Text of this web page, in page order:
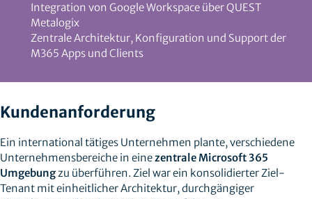
Kundenanforderung
Ein international tätiges Unternehmen plante, verschiedene
Unternehmensbereiche in einezentrale Microsoft 365
Umgebungzu überführen. Ziel war ein konsolidierter Ziel-
Tenant mit einheitlicher Architektur, durchgängiger
Integration von Google Workspace über QUEST
Metalogix
Zentrale Architektur, Konfiguration und Support der
M365 Apps und Clients